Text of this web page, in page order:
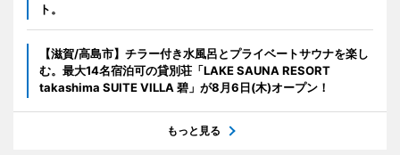
ト。
【滋賀/高島市】チラー付き水風呂とプライベートサウナを楽し
む。最大14名宿泊可の貸別荘「LAKE SAUNA RESORT
takashima SUITE VILLA 碧」が8月6日(木)オープン！
もっと見る